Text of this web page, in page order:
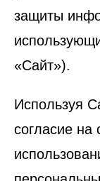
защиты
«Сайт»).
Используя
согласие на